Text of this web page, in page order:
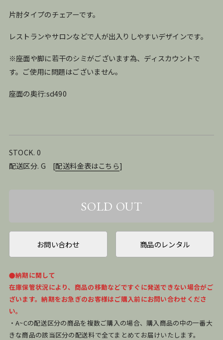
片肘タイプのチェアーです。
レストランやサロンなどで人が出入りしやすいデザインです。
※座面や脚に若干のシミがございます為、ディスカウントで
す。ご使用に問題はございません。
座面の奥行:sd490
STOCK. 0
配送区分. G [配送料金表はこちら]
お問い合わせ 商品のレンタル
●納期に関して
在庫保管状況により、商品の移動などですぐに発送できない場合がご
ざいます。納期をお急ぎのお客様はご購入前にお問い合わせくださ
い。
・A~Cの配送区分の商品を複数ご購入の場合、購入商品の中の一番大
きな商品の該当区分の配送料で全てまとめてお届けいたします。